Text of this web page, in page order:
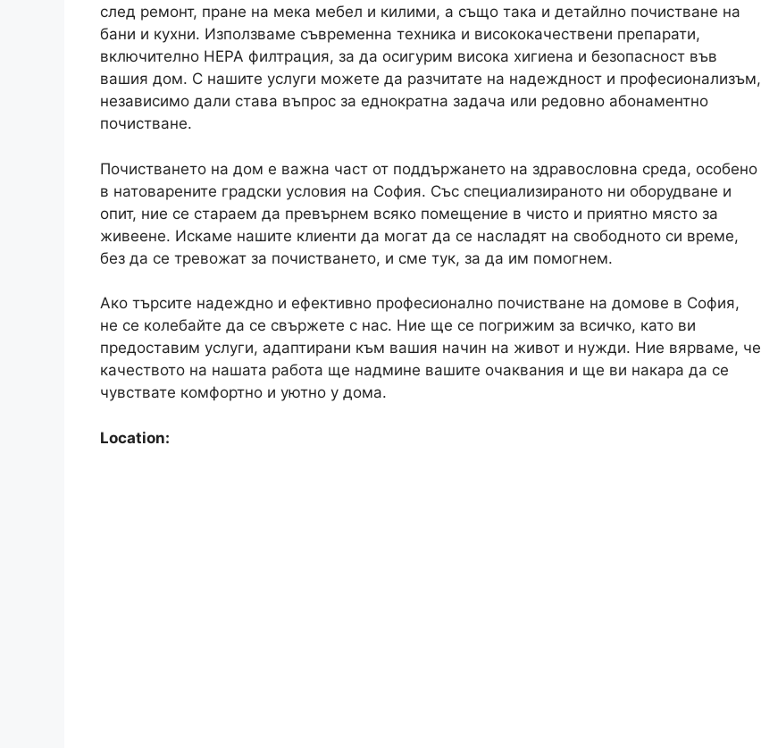
след ремонт, пране на мека мебел и килими, а също така и детайлно почистване на
бани и кухни. Използваме съвременна техника и висококачествени препарати,
включително HEPA филтрация, за да осигурим висока хигиена и безопасност във
вашия дом. С нашите услуги можете да разчитате на надеждност и професионализъм,
независимо дали става въпрос за еднократна задача или редовно абонаментно
почистване.
Почистването на дом е важна част от поддържането на здравословна среда, особено
в натоварените градски условия на София. Със специализираното ни оборудване и
опит, ние се стараем да превърнем всяко помещение в чисто и приятно място за
живеене. Искаме нашите клиенти да могат да се насладят на свободното си време,
без да се тревожат за почистването, и сме тук, за да им помогнем.
Ако търсите надеждно и ефективно професионално почистване на домове в София,
не се колебайте да се свържете с нас. Ние ще се погрижим за всичко, като ви
предоставим услуги, адаптирани към вашия начин на живот и нужди. Ние вярваме, че
качеството на нашата работа ще надмине вашите очаквания и ще ви накара да се
чувствате комфортно и уютно у дома.
Location: